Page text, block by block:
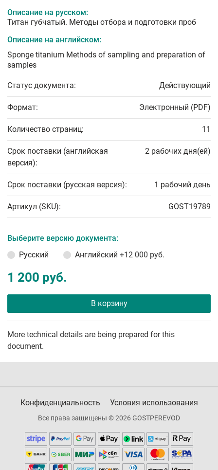
Описание на русском:
Титан губчатый. Методы отбора и подготовки проб
Описание на английском:
Sponge titanium Methods of sampling and preparation of
samples
Статус документа: Действующий
Формат: Электронный (PDF)
Количество страниц: 11
Срок поставки (английская
версия):
2 рабочих дня(ей)
Срок поставки (русская версия): 1 рабочий день
Артикул (SKU): GOST19789
Выберите версию документа:
Русский
Английский +12 000 руб.
1 200 руб.
В корзину
More technical details are being prepared for this
document.
Конфиденциальность Условия использования
Все права защищены © 2026 GOSTPEREVOD